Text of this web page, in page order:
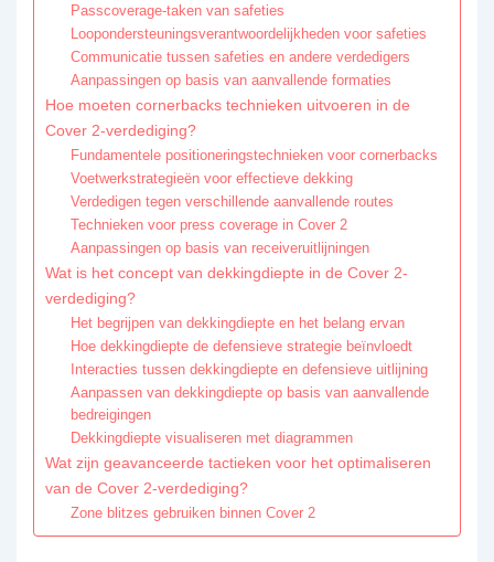
Passcoverage-taken van safeties
Loopondersteuningsverantwoordelijkheden voor safeties
Communicatie tussen safeties en andere verdedigers
Aanpassingen op basis van aanvallende formaties
Hoe moeten cornerbacks technieken uitvoeren in de
Cover 2-verdediging?
Fundamentele positioneringstechnieken voor cornerbacks
Voetwerkstrategieën voor effectieve dekking
Verdedigen tegen verschillende aanvallende routes
Technieken voor press coverage in Cover 2
Aanpassingen op basis van receiveruitlijningen
Wat is het concept van dekkingdiepte in de Cover 2-
verdediging?
Het begrijpen van dekkingdiepte en het belang ervan
Hoe dekkingdiepte de defensieve strategie beïnvloedt
Interacties tussen dekkingdiepte en defensieve uitlijning
Aanpassen van dekkingdiepte op basis van aanvallende
bedreigingen
Dekkingdiepte visualiseren met diagrammen
Wat zijn geavanceerde tactieken voor het optimaliseren
van de Cover 2-verdediging?
Zone blitzes gebruiken binnen Cover 2